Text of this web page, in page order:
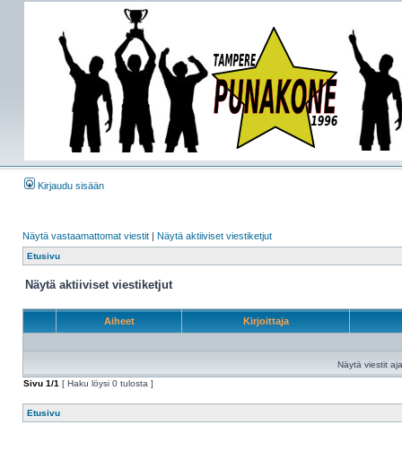
Kirjaudu sisään
Näytä vastaamattomat viestit | Näytä aktiiviset viestiketjut
Etusivu
Näytä aktiiviset viestiketjut
Aiheet Kirjoittaja
Näytä viestit
Sivu 1/1 [ Haku löysi 0 tulosta ]
Etusivu